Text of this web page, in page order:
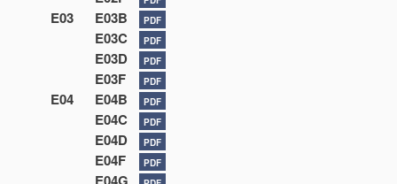
E03 E03B PDF
E03C PDF
E03D PDF
E03F PDF
E04 E04B PDF
E04C PDF
E04D PDF
E04F PDF